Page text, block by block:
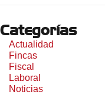
Categorías
Actualidad
Fincas
Fiscal
Laboral
Noticias